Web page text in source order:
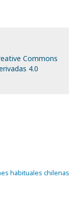
Commons
4.0
habituales chilenas